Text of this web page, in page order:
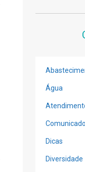
Água
Dicas
Diversidade